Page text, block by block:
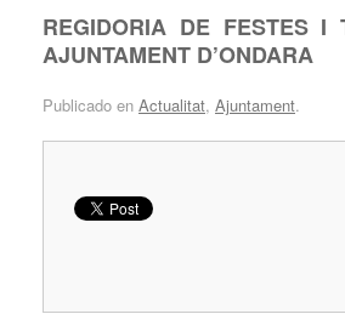
REGIDORIA DE FESTES I
AJUNTAMENT D’ONDARA
Publicado en Actualitat, Ajuntament.